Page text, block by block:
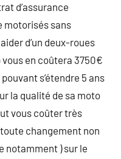
d’assurance
motorisés sans
d’un deux-roues
en coûtera 3750€
s’étendre 5 ans
la qualité de sa moto
vous coûter très
changement non
notamment ) sur le